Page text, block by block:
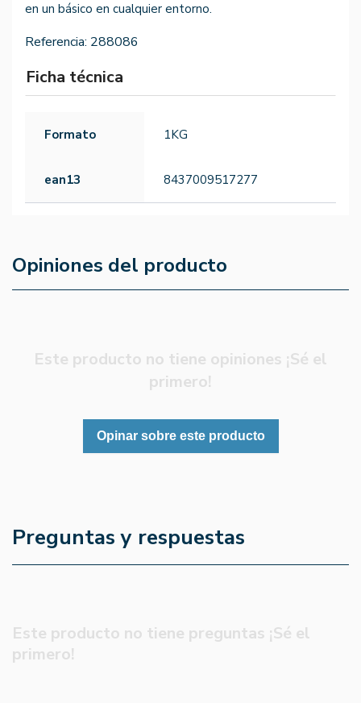
en un básico en cualquier entorno.
Referencia: 288086
Ficha técnica
Formato 1KG
ean13 8437009517277
Opiniones del producto
Este producto no tiene opiniones ¡Sé el
primero!
Opinar sobre este producto
Preguntas y respuestas
Este producto no tiene preguntas ¡Sé el
primero!